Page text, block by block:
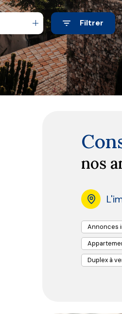
Filtrer
nos
Annonces
Duplex à